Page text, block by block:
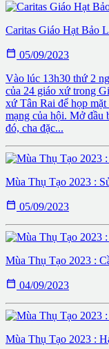
Caritas Giáo Hạt Bảo
 05/09/2023
Vào lúc 13h30 thứ 2
của 24 giáo xứ trong
xứ Tân Rai để họp
mạng của hội. Mở đầu
đó, cha đặc...
Mùa Thụ Tạo 2023 :
 05/09/2023
Mùa Thụ Tạo 2023 :
 04/09/2023
Mùa Thụ Tạo 2023 :